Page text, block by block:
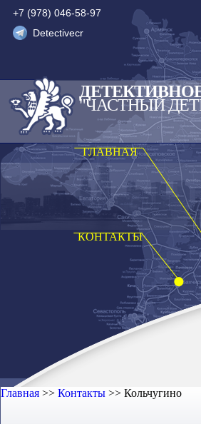
+7 (978) 046-58-97
Detectivecr
"ЧАСТНЫЙ
ГЛАВНАЯ
КОНТАКТЫ
Главная>> Контакты>> Кольчугино